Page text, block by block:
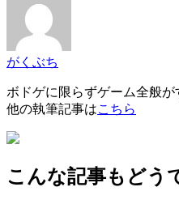
がくぶち
ボドゲに限らずゲーム全般
他の執筆記事はこちら
こんな記事もどう